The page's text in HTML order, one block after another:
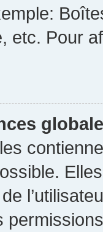
etc. Pour